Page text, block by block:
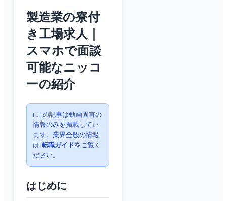
製造業の寮付
き工場求人｜
スマホで面談
可能なニッコ
ーの紹介
ℹ️ この記事は動画固有の
情報のみを掲載してい
ます。業界全般の情報
は 転職ガイドをご覧く
ださい。
はじめに